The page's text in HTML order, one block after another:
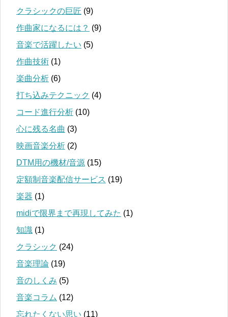
クラシックの巨匠 (9)
作曲家になるには？ (9)
音楽で活躍したい (5)
作曲技術 (1)
楽曲分析 (6)
打ち込みテクニック (4)
コード進行分析 (10)
心に残る名曲 (3)
映画音楽分析 (2)
DTM用の機材/音源 (15)
定額制音楽配信サービス (19)
楽器 (1)
midiで限界まで再現してみた (1)
知識 (1)
クラシック (24)
音楽理論 (19)
音のしくみ (5)
音楽コラム (12)
忘れたくない思い (11)